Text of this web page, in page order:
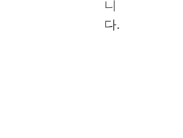
니
다.